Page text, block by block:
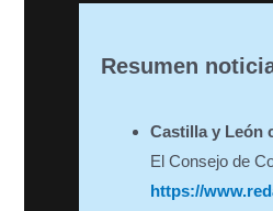
Resumen
Castilla y León
El Consejo de
https://